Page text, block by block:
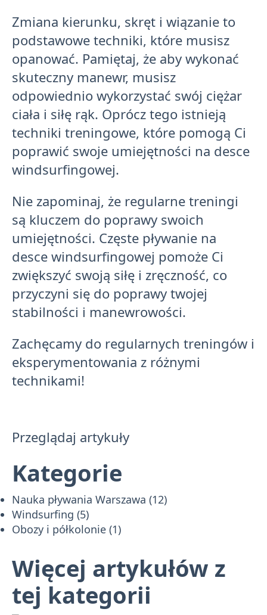
Zmiana kierunku, skręt i wiązanie to
podstawowe techniki, które musisz
opanować. Pamiętaj, że aby wykonać
skuteczny manewr, musisz
odpowiednio wykorzystać swój ciężar
ciała i siłę rąk. Oprócz tego istnieją
techniki treningowe, które pomogą Ci
poprawić swoje umiejętności na desce
windsurfingowej.
Nie zapominaj, że regularne treningi
są kluczem do poprawy swoich
umiejętności. Częste pływanie na
desce windsurfingowej pomoże Ci
zwiększyć swoją siłę i zręczność, co
przyczyni się do poprawy twojej
stabilności i manewrowości.
Zachęcamy do regularnych treningów i
eksperymentowania z różnymi
technikami!
Przeglądaj artykuły
Kategorie
Nauka pływania Warszawa (12)
Windsurfing (5)
Obozy i półkolonie (1)
Więcej artykułów z
tej kategorii